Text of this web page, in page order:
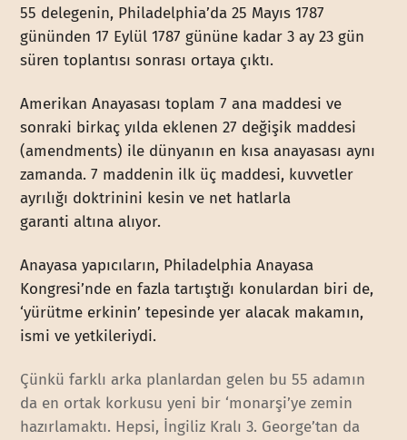
55 delegenin, Philadelphia’da 25 Mayıs 1787
gününden 17 Eylül 1787 gününe kadar 3 ay 23 gün
süren toplantısı sonrası ortaya çıktı.
Amerikan Anayasası toplam 7 ana maddesi ve
sonraki birkaç yılda eklenen 27 değişik maddesi
(amendments) ile dünyanın en kısa anayasası aynı
zamanda. 7 maddenin ilk üç maddesi, kuvvetler
ayrılığı doktrinini kesin ve net hatlarla
garanti altına alıyor.
Anayasa yapıcıların, Philadelphia Anayasa
Kongresi’nde en fazla tartıştığı konulardan biri de,
‘yürütme erkinin’ tepesinde yer alacak makamın,
ismi ve yetkileriydi.
Çünkü farklı arka planlardan gelen bu 55 adamın
da en ortak korkusu yeni bir ‘monarşi’ye zemin
hazırlamaktı. Hepsi, İngiliz Kralı 3. George’tan da